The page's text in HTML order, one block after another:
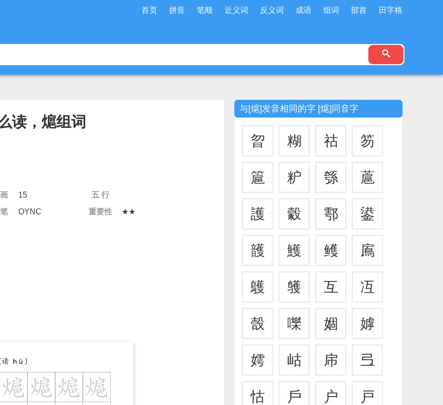
首页 拼音 笔顺 近义词 反义词 成语 组词 部首 田字格
读，熩组词
15
五 行
OYNC 重要性 ★★
与[熩]发音相同的字 [熩]同音字
曶 糊 祜 笏
簄 粐 綔 蔰
護 豰 鄠 鍙
頀 鱯 鳠 鳸
鸌 鹱 互 冱
嗀 嚛 婟 嫭
嫮 岵 帍 弖
怙 戶 户 戸